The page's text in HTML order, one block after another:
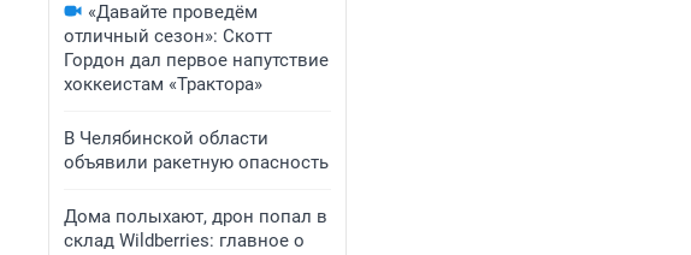
«Давайте проведём
отличный сезон»: Скотт
Гордон дал первое напутствие
хоккеистам «Трактора»
В Челябинской области
объявили ракетную опасность
Дома полыхают, дрон попал в
склад Wildberries: главное о